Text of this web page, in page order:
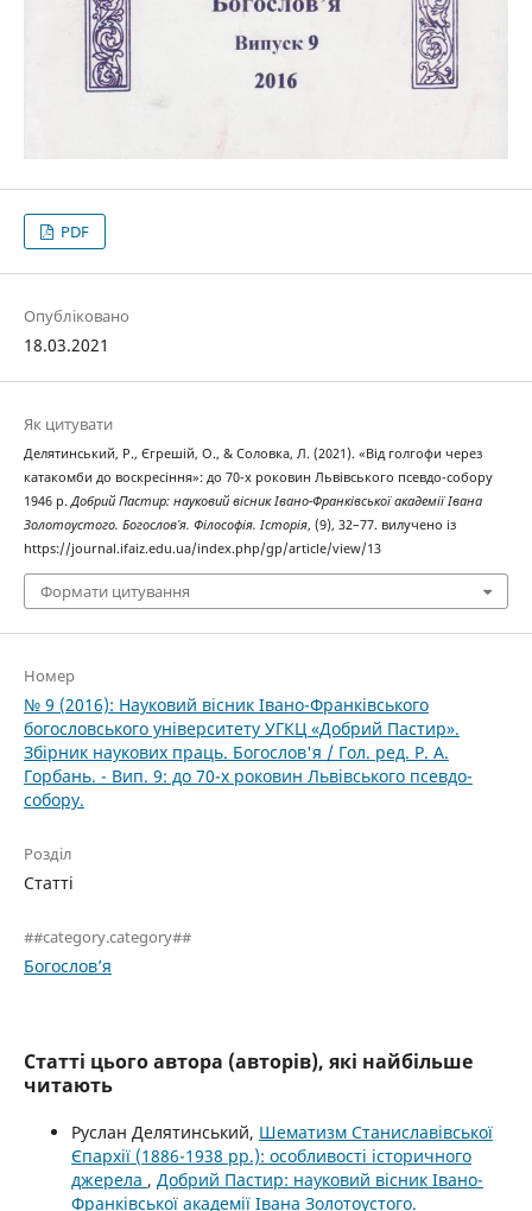
PDF
Опубліковано
18.03.2021
Як цитувати
Делятинський, Р., Єгрешій, О., & Соловка, Л. (2021). «Від голгофи через
катакомби до воскресіння»: до 70-х роковин Львівського псевдо-собору
1946 р.Добрий Пастир: науковий вісник Івано-Франківської академії Івана
Золотоустого. Богослов’я. Філософія. Історія, (9), 32–77. вилучено із
https://journal.ifaiz.edu.ua/index.php/gp/article/view/13
Формати цитування
Номер
№ 9 (2016): Науковий вісник Івано-Франківського
богословського університету УГКЦ «Добрий Пастир».
Збірник наукових праць. Богослов'я / Гол. ред. Р. А.
Горбань. - Вип. 9: до 70-х роковин Львівського псевдо-
собору.
Розділ
Статті
##category.category##
Богослов’я
Статті цього автора (авторів), які найбільше
читають
Руслан Делятинський, Шематизм Станиславівської
Єпархії (1886-1938 рр.): особливості історичного
джерела , Добрий Пастир: науковий вісник Івано-
Франківської академії Івана Золотоустого.